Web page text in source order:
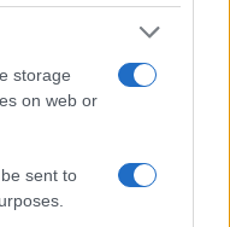
storage
on web or
sent to
και τα